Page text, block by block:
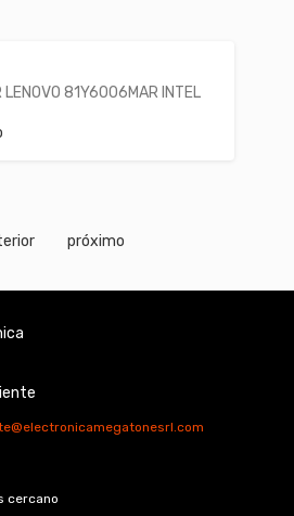
LENOVO 81Y6006MAR INTEL
próximo
cercano